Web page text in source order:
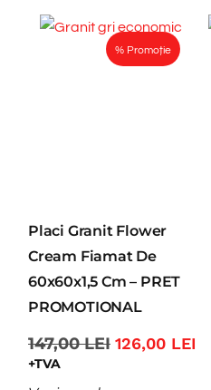
% Promoție
Placi Granit Flower
Cream Fiamat De
60x60x1,5 Cm – PRET
PROMOTIONAL
147,00LEI 126,00 LEI
+TVA